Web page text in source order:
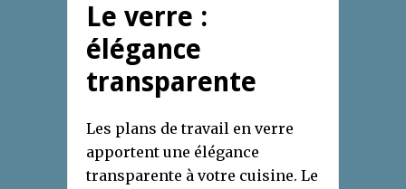
Le verre :
élégance
transparente
Les plans de travail en verre
apportent une élégance
transparente à votre cuisine. Le